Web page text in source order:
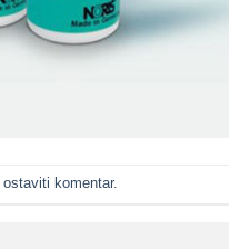
ostaviti komentar.